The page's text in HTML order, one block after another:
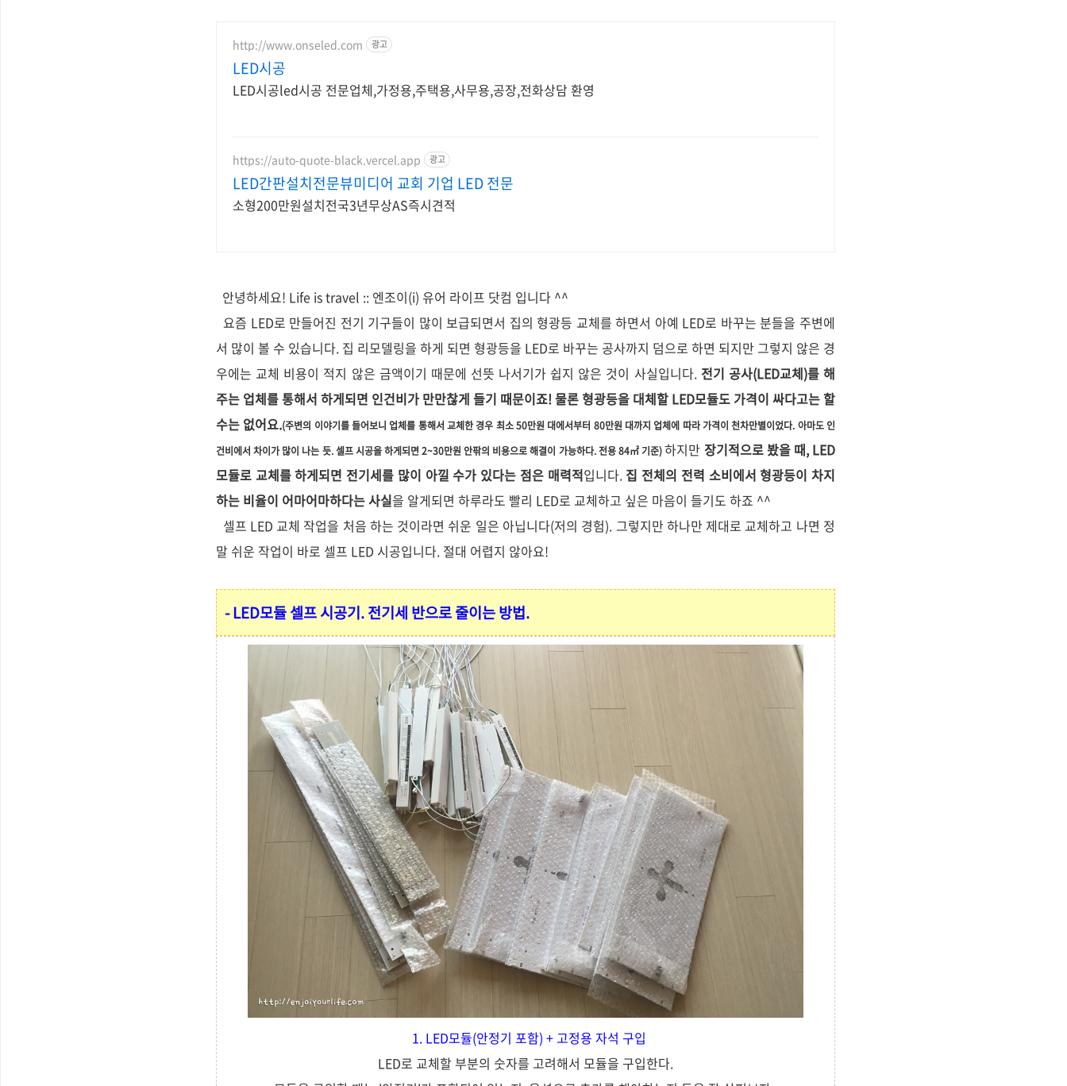
http://www.onseled.com 광고
LED시공
LED시공led시공 전문업체,가정용,주택용,사무용,공장,전화상담 환영
https://auto-quote-black.vercel.app 광고
LED간판설치전문뷰미디어 교회 기업 LED 전문
소형200만원설치전국3년무상AS즉시견적
안녕하세요! Life is travel :: 엔조이(i) 유어 라이프 닷컴 입니다 ^^
요즘 LED로 만들어진 전기 기구들이 많이 보급되면서 집의 형광등 교체를 하면서 아예 LED로 바꾸는 분들을 주변에
서 많이 볼 수 있습니다. 집 리모델링을 하게 되면 형광등을 LED로 바꾸는 공사까지 덤으로 하면 되지만 그렇지 않은 경
우에는 교체 비용이 적지 않은 금액이기 때문에 선뜻 나서기가 쉽지 않은 것이 사실입니다. 전기 공사(LED교체)를 해
주는 업체를 통해서 하게되면 인건비가 만만찮게 들기 때문이죠! 물론 형광등을 대체할 LED모듈도 가격이 싸다고는 할
수는 없어요.(주변의 이야기를 들어보니 업체를 통해서 교체한 경우 최소 50만원 대에서부터 80만원 대까지 업체에 따라 가격이 천차만별이었다. 아마도 인
건비에서 차이가 많이 나는 듯. 셀프 시공을 하게되면 2~30만원 안팎의 비용으로 해결이 가능하다. 전용 84㎡기준)하지만 장기적으로 봤을 때, LED
모듈로 교체를 하게되면 전기세를 많이 아낄 수가 있다는 점은 매력적입니다. 집 전체의 전력 소비에서 형광등이 차지
하는 비율이 어마어마하다는 사실을 알게되면 하루라도 빨리 LED로 교체하고 싶은 마음이 들기도 하죠 ^^
셀프 LED 교체 작업을 처음 하는 것이라면 쉬운 일은 아닙니다(저의 경험). 그렇지만 하나만 제대로 교체하고 나면 정
말 쉬운 작업이 바로 셀프 LED 시공입니다. 절대 어렵지 않아요!
- LED모듈 셀프 시공기. 전기세 반으로 줄이는 방법.
1. LED모듈(안정기 포함) + 고정용 자석 구입
LED로 교체할 부분의 숫자를 고려해서 모듈을 구입한다.